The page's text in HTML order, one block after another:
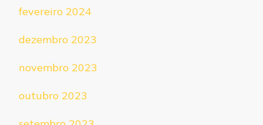
fevereiro 2024
dezembro 2023
novembro 2023
outubro 2023